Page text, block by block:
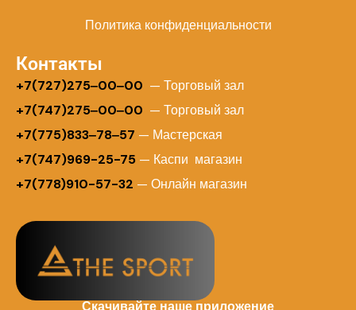
Политика конфиденциальности
Контакты
+7(727)275‒00‒00 — Торговый зал
+7(747)275‒00‒00 — Торговый зал
+7(775)833‒78‒57 — Мастерская
+7(747)969-25-75 — Каспи магазин
+7(778)910-57-32 — Онлайн магазин
Скачивайте наше приложение